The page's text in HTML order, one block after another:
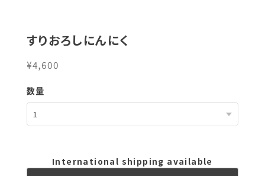
すりおろしにんにく
¥4,600
数量
International shipping available